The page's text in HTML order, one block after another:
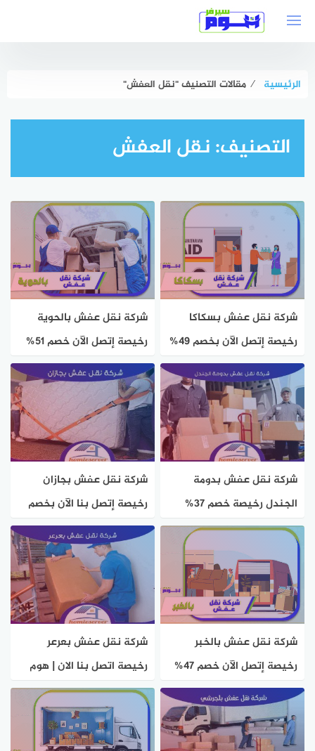
الرئيسية ⁄ مقالات التصنيف "نقل العفش"
التصنيف:نقل العفش
شركة نقل عفش بسكاكا
رخيصة إتصل الآن بخصم 49%
0535408024 هوم سيرفر
شركة نقل عفش بالحوية
رخيصة إتصل الآن خصم 51%
هوم سيرفر
شركة نقل عفش بدومة
الجندل رخيصة خصم 37%
اتصل الان | هوم سيرفر
شركة نقل عفش بجازان
رخيصة إتصل بنا الآن بخصم
50% هوم سيرفر
شركة نقل عفش بالخبر
رخيصة إتصل الآن خصم 47%
هوم سيرفر
شركة نقل عفش بعرعر
رخيصة اتصل بنا الان | هوم
سيرفر